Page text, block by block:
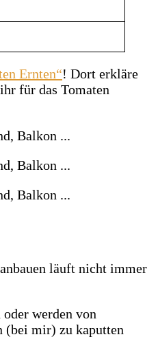
Ernten“! Dort erkläre
für das Tomaten
läuft nicht immer
werden von
(bei mir) zu kaputten